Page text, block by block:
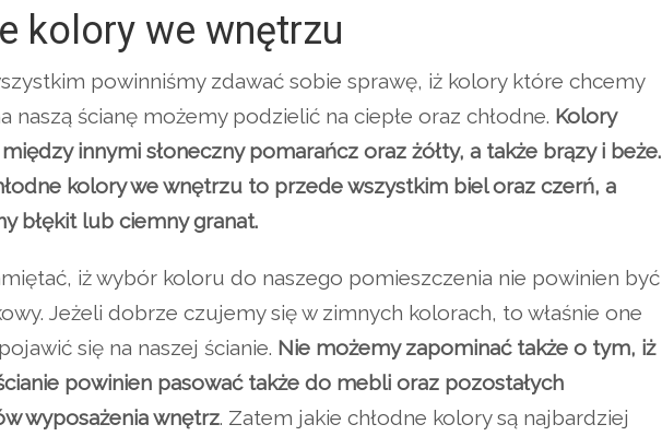
kolory we wnętrzu
powinniśmy zdawać sobie sprawę, iż kolory które chcemy
naszą ścianę możemy podzielić na ciepłe oraz chłodne. Kolory
innymi słoneczny pomarańcz oraz żółty, a także brązy i beże.
kolory we wnętrzu to przede wszystkim biel oraz czerń, a
błękit lub ciemny granat.
iż wybór koloru do naszego pomieszczenia nie powinien być
Jeżeli dobrze czujemy się w zimnych kolorach, to właśnie one
się na naszej ścianie. Nie możemy zapominać także o tym, iż
powinien pasować także do mebli oraz pozostałych
wyposażenia wnętrz. Zatem jakie chłodne kolory są najbardziej